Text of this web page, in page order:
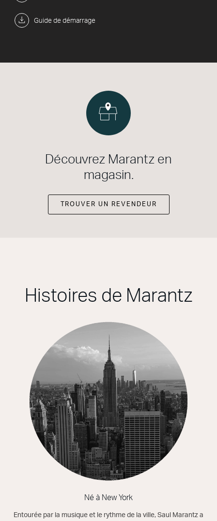
Guide de démarrage
Découvrez Marantz en
magasin.
TROUVER UN REVENDEUR
Histoires de Marantz
Né à New York
Entourée par la musique et le rythme de la ville, Saul Marantz a